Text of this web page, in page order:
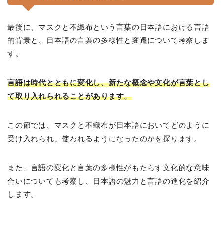
最後に、マスクと不織布という言葉の日本語における言語
的背景と、日本語の言葉の多様性と変遷について考察しま
す。
言語は時代とともに変化し、新たな概念や文化が言葉とし
て取り入れられることがあります。
この節では、マスクと不織布が日本語においてどのように
受け入れられ、使われるようになったのかを探ります。
また、言語の変化と言葉の多様性がもたらす文化的な意味
合いについても考察し、日本語の魅力と言語の進化を紹介
します。